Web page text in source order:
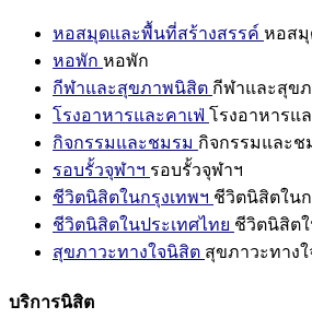
หอสมุดและพื้นที่สร้างสรรค์ หอสมุ
หอพัก หอพัก
กีฬาและสุขภาพนิสิต กีฬาและสุข
โรงอาหารและคาเฟ่ โรงอาหารแ
กิจกรรมและชมรม กิจกรรมและช
รอบรั้วจุฬาฯ รอบรั้วจุฬาฯ
ชีวิตนิสิตในกรุงเทพฯ ชีวิตนิสิตในก
ชีวิตนิสิตในประเทศไทย ชีวิตนิสิตใ
สุขภาวะทางใจนิสิต สุขภาวะทาง
บริการนิสิต